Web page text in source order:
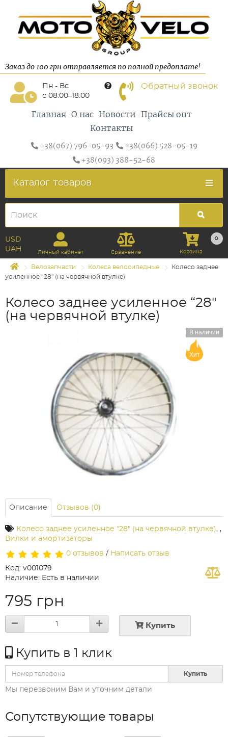
Заказ до 100 грн отправляется по полной предоплате!
Пн - Вс
с 08:00–18:00
Обратный звонок
Главная О нас Новости
Прайсы опт
Контакты
+38(067) 796-05-93
+38(066) 528-05-19
+38(093) 388-52-68
Каталог товаров
USD
UAH
Личный кабинет Сравнение
0
Корзина
Велозапчасти Колеса велосипедные
Колесо заднее
усиленное “28" (на червячной втулке)
Колесо заднее усиленное “28"
(на червячной втулке)
В наличии
Хит
Описание Отзывов (0)
Колесо заднее усиленное “28" (на червячной втулке), ,
Вилки и амортизаторы
0 отзывов / Написать отзыв
Код: v001079
Наличие: Есть в наличии
795 грн
Купить
Купить в 1 клик
Купить
Мы перезвоним Вам и уточним детали
Сопутствующие товары